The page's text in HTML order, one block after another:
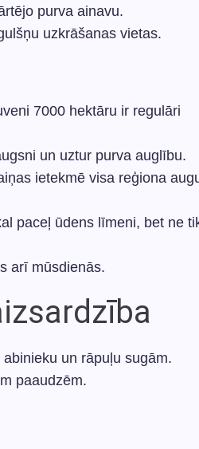
purva ainavu.
uzkrāšanas vietas.
7000 hektāru ir regulāri
un uztur purva auglību.
ietekmē visa reģiona
paceļ ūdens līmeni, bet ne
arī mūsdienās.
un rāpuļu sugām.
paaudzēm.